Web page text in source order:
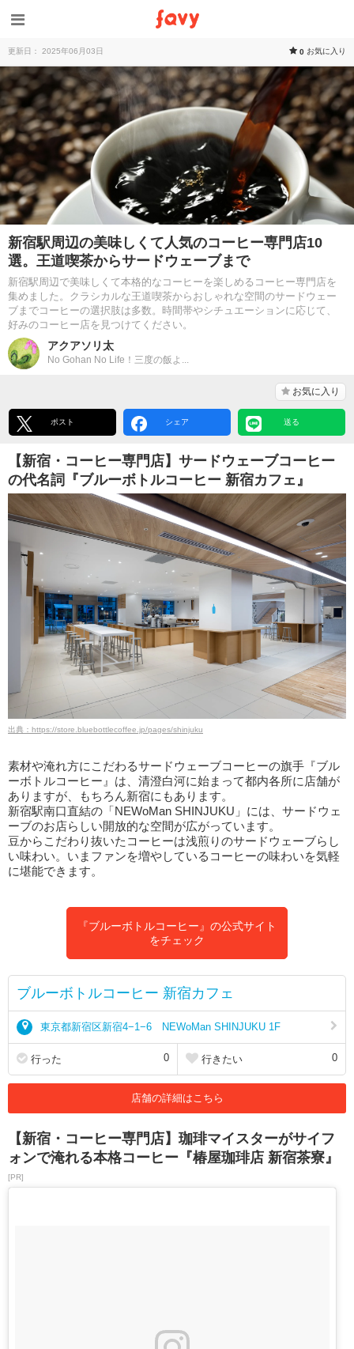
更新日： 2025年06月03日 0 お気に入り
新宿駅周辺の美味しくて人気のコーヒー専門店10
選。王道喫茶からサードウェーブまで
新宿駅周辺で美味しくて本格的なコーヒーを楽しめるコーヒー専門店を
集めました。クラシカルな王道喫茶からおしゃれな空間のサードウェー
ブまでコーヒーの選択肢は多数。時間帯やシチュエーションに応じて、
好みのコーヒー店を見つけてください。
アクアソリ太
No Gohan No Life！三度の飯よ...
お気に入り
ポスト シェア 送る
【新宿・コーヒー専門店】サードウェーブコーヒー
の代名詞『ブルーボトルコーヒー 新宿カフェ』
出典：https://store.bluebottlecoffee.jp/pages/shinjuku
素材や淹れ方にこだわるサードウェーブコーヒーの旗手『ブル
ーボトルコーヒー』は、清澄白河に始まって都内各所に店舗が
ありますが、もちろん新宿にもあります。
新宿駅南口直結の「NEWoMan SHINJUKU」には、サードウェ
ーブのお店らしい開放的な空間が広がっています。
豆からこだわり抜いたコーヒーは浅煎りのサードウェーブらし
い味わい。いまファンを増やしているコーヒーの味わいを気軽
に堪能できます。
『ブルーボトルコーヒー』の公式サイト
をチェック
ブルーボトルコーヒー 新宿カフェ
東京都新宿区新宿4−1−6 NEWoMan SHINJUKU 1F
行った 0 行きたい 0
店舗の詳細はこちら
【新宿・コーヒー専門店】珈琲マイスターがサイフ
ォンで淹れる本格コーヒー『椿屋珈琲店 新宿茶寮』
[PR]